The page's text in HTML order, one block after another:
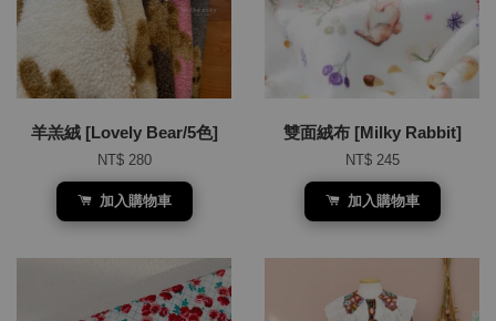
羊羔絨 [Lovely Bear/5色]
NT$ 280
加入購物車
雙面絨布 [Milky Rabbit]
NT$ 245
加入購物車